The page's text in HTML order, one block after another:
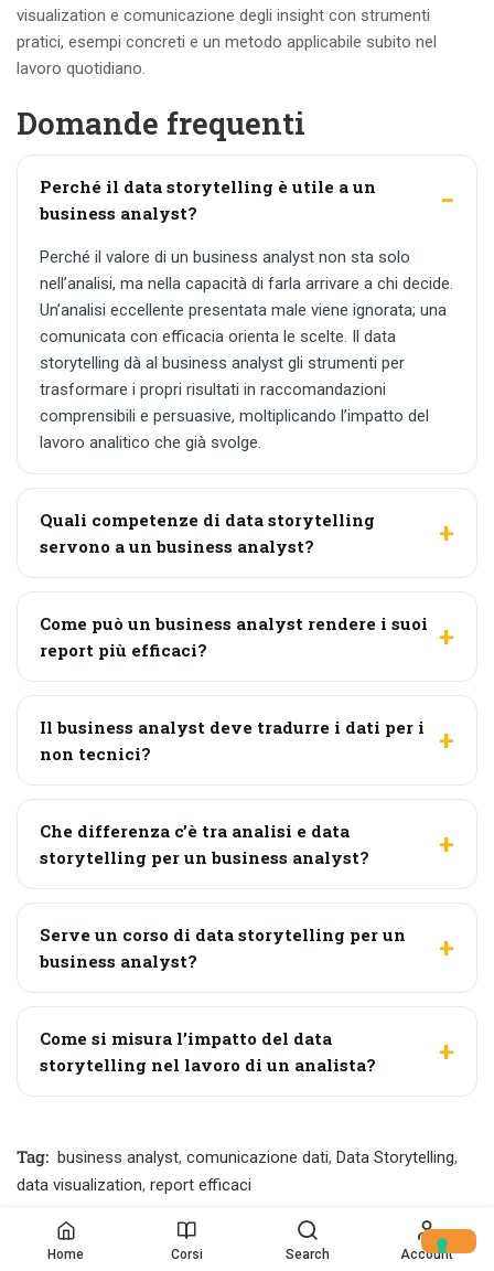
visualization e comunicazione degli insight con strumenti
pratici, esempi concreti e un metodo applicabile subito nel
lavoro quotidiano.
Domande frequenti
Perché il data storytelling è utile a un
business analyst?
Perché il valore di un business analyst non sta solo
nell’analisi, ma nella capacità di farla arrivare a chi decide.
Un’analisi eccellente presentata male viene ignorata; una
comunicata con efficacia orienta le scelte. Il data
storytelling dà al business analyst gli strumenti per
trasformare i propri risultati in raccomandazioni
comprensibili e persuasive, moltiplicando l’impatto del
lavoro analitico che già svolge.
Quali competenze di data storytelling
servono a un business analyst?
Come può un business analyst rendere i suoi
report più efficaci?
Il business analyst deve tradurre i dati per i
non tecnici?
Che differenza c’è tra analisi e data
storytelling per un business analyst?
Serve un corso di data storytelling per un
business analyst?
Come si misura l’impatto del data
storytelling nel lavoro di un analista?
Tag: business analyst, comunicazione dati, Data Storytelling,
data visualization, report efficaci
Home Corsi Search Account